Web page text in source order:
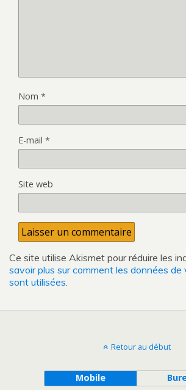
Nom *
E-mail *
Site web
Ce site utilise Akismet pour réduire les
savoir plus sur comment les données
sont utilisées
Retour au début
Mobile